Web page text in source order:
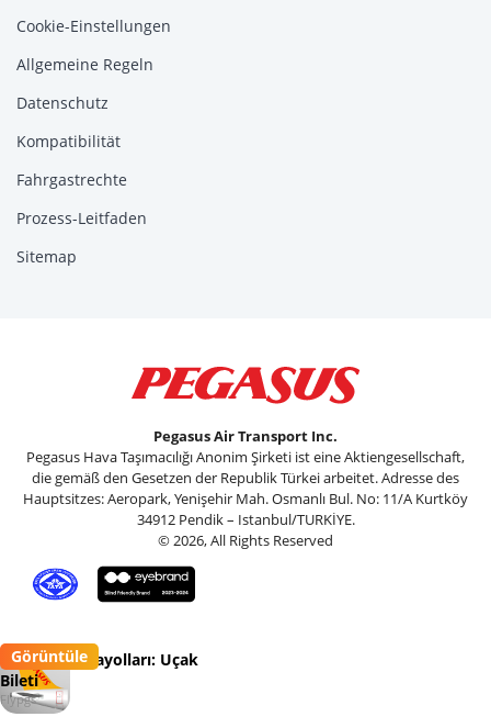
Cookie-Einstellungen
Allgemeine Regeln
Datenschutz
Kompatibilität
Fahrgastrechte
Prozess-Leitfaden
Sitemap
Pegasus Air Transport Inc.
Pegasus Hava Taşımacılığı Anonim Şirketi ist eine Aktiengesellschaft,
die gemäß den Gesetzen der Republik Türkei arbeitet. Adresse des
Hauptsitzes: Aeropark, Yenişehir Mah. Osmanlı Bul. No: 11/A Kurtköy
34912 Pendik – Istanbul/TURKİYE.
© 2026, All Rights Reserved
Pegasus Havayolları: Uçak
Bileti
Flypgs
Görüntüle